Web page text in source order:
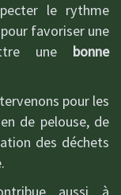
le rythme
favoriser une
une bonne
pour les
de pelouse, de
des déchets